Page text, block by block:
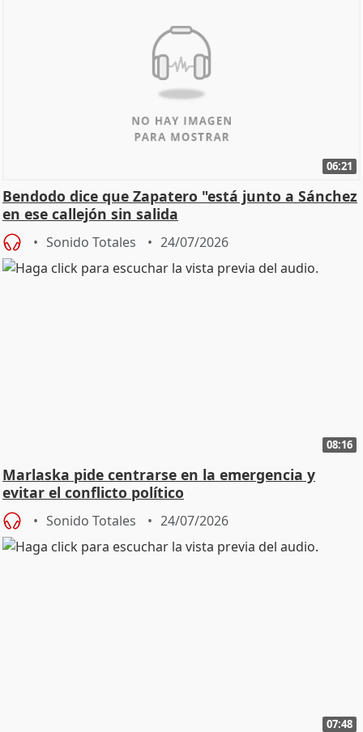
06:21
Bendodo dice que Zapatero "está junto a Sánchez
en ese callejón sin salida
Sonido Totales 24/07/2026
08:16
Marlaska pide centrarse en la emergencia y
evitar el conflicto político
Sonido Totales 24/07/2026
07:48